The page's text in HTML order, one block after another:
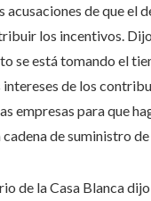
acusaciones de que el
los incentivos.
se está tomando el
de los
empresas para que
de suministro
de la Casa Blanca